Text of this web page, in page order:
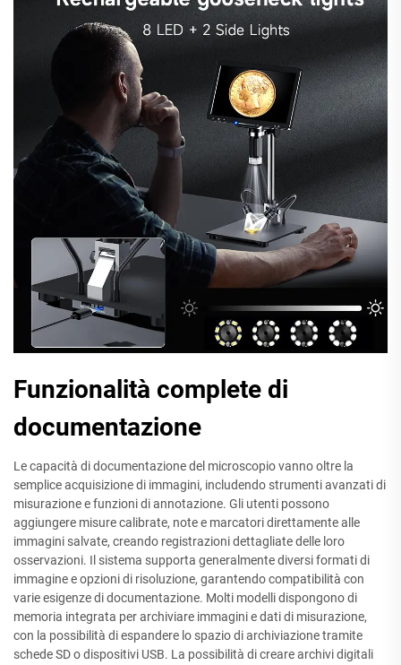
Funzionalità complete di
documentazione
Le capacità di documentazione del microscopio vanno oltre la
semplice acquisizione di immagini, includendo strumenti avanzati di
misurazione e funzioni di annotazione. Gli utenti possono
aggiungere misure calibrate, note e marcatori direttamente alle
immagini salvate, creando registrazioni dettagliate delle loro
osservazioni. Il sistema supporta generalmente diversi formati di
immagine e opzioni di risoluzione, garantendo compatibilità con
varie esigenze di documentazione. Molti modelli dispongono di
memoria integrata per archiviare immagini e dati di misurazione,
con la possibilità di espandere lo spazio di archiviazione tramite
schede SD o dispositivi USB. La possibilità di creare archivi digitali